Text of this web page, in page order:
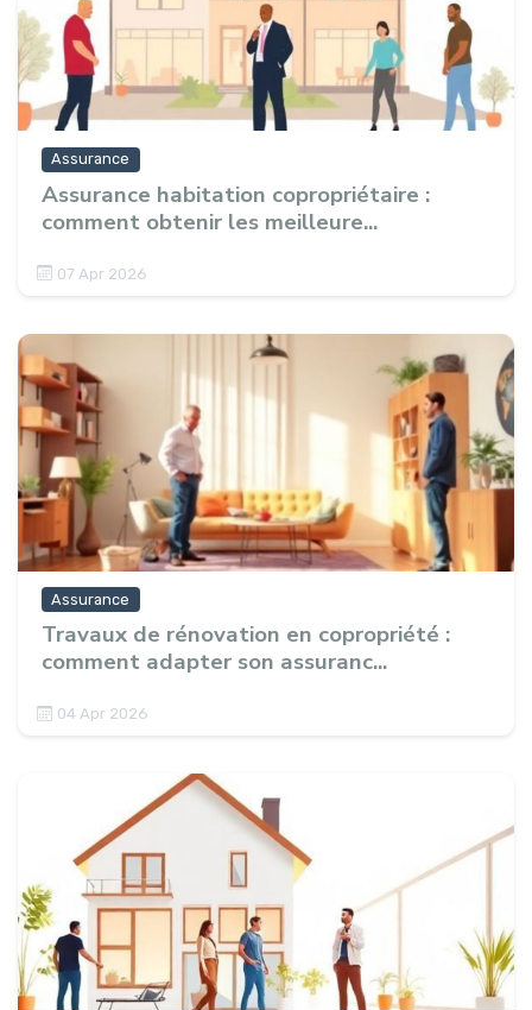
Assurance
Assurance habitation copropriétaire :
comment obtenir les meilleure...
07 Apr 2026
Assurance
Travaux de rénovation en copropriété :
comment adapter son assuranc...
04 Apr 2026